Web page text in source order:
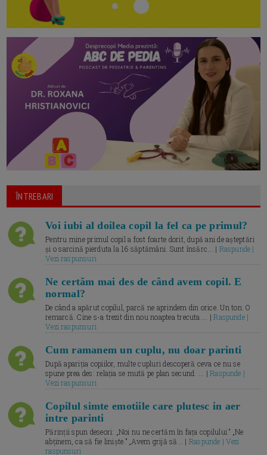
ÎNTREBARI
Voi iubi al doilea copil la fel ca pe primul?
Pentru mine primul copil a fost foarte dorit, după ani de așteptări
și o sarcină pierduta la 16 săptămâni. Sunt însărc... | Raspunde |
Vezi raspunsuri
Ne certăm mai des de când avem copil. E
normal?
De când a apărut copilul, parcă ne aprindem din orice. Un ton. O
remarcă. Cine s-a trezit din nou noaptea trecuta.... |Raspunde |
Vezi raspunsuri
Cum ramanem un cuplu, nu doar parinti
După apariția copiilor, multe cupluri descoperă ceva ce nu se
spune prea des: relația se mută pe plan secund. ... |Raspunde |
Vezi raspunsuri
Copilul simte emotiile care plutesc in aer
intre parinti
Părinții spun deseori: „Noi nu ne certăm în fața copilului.” „Ne
abținem, ca să fie liniște.” „Avem grijă să... | Raspunde | Vezi
raspunsuri